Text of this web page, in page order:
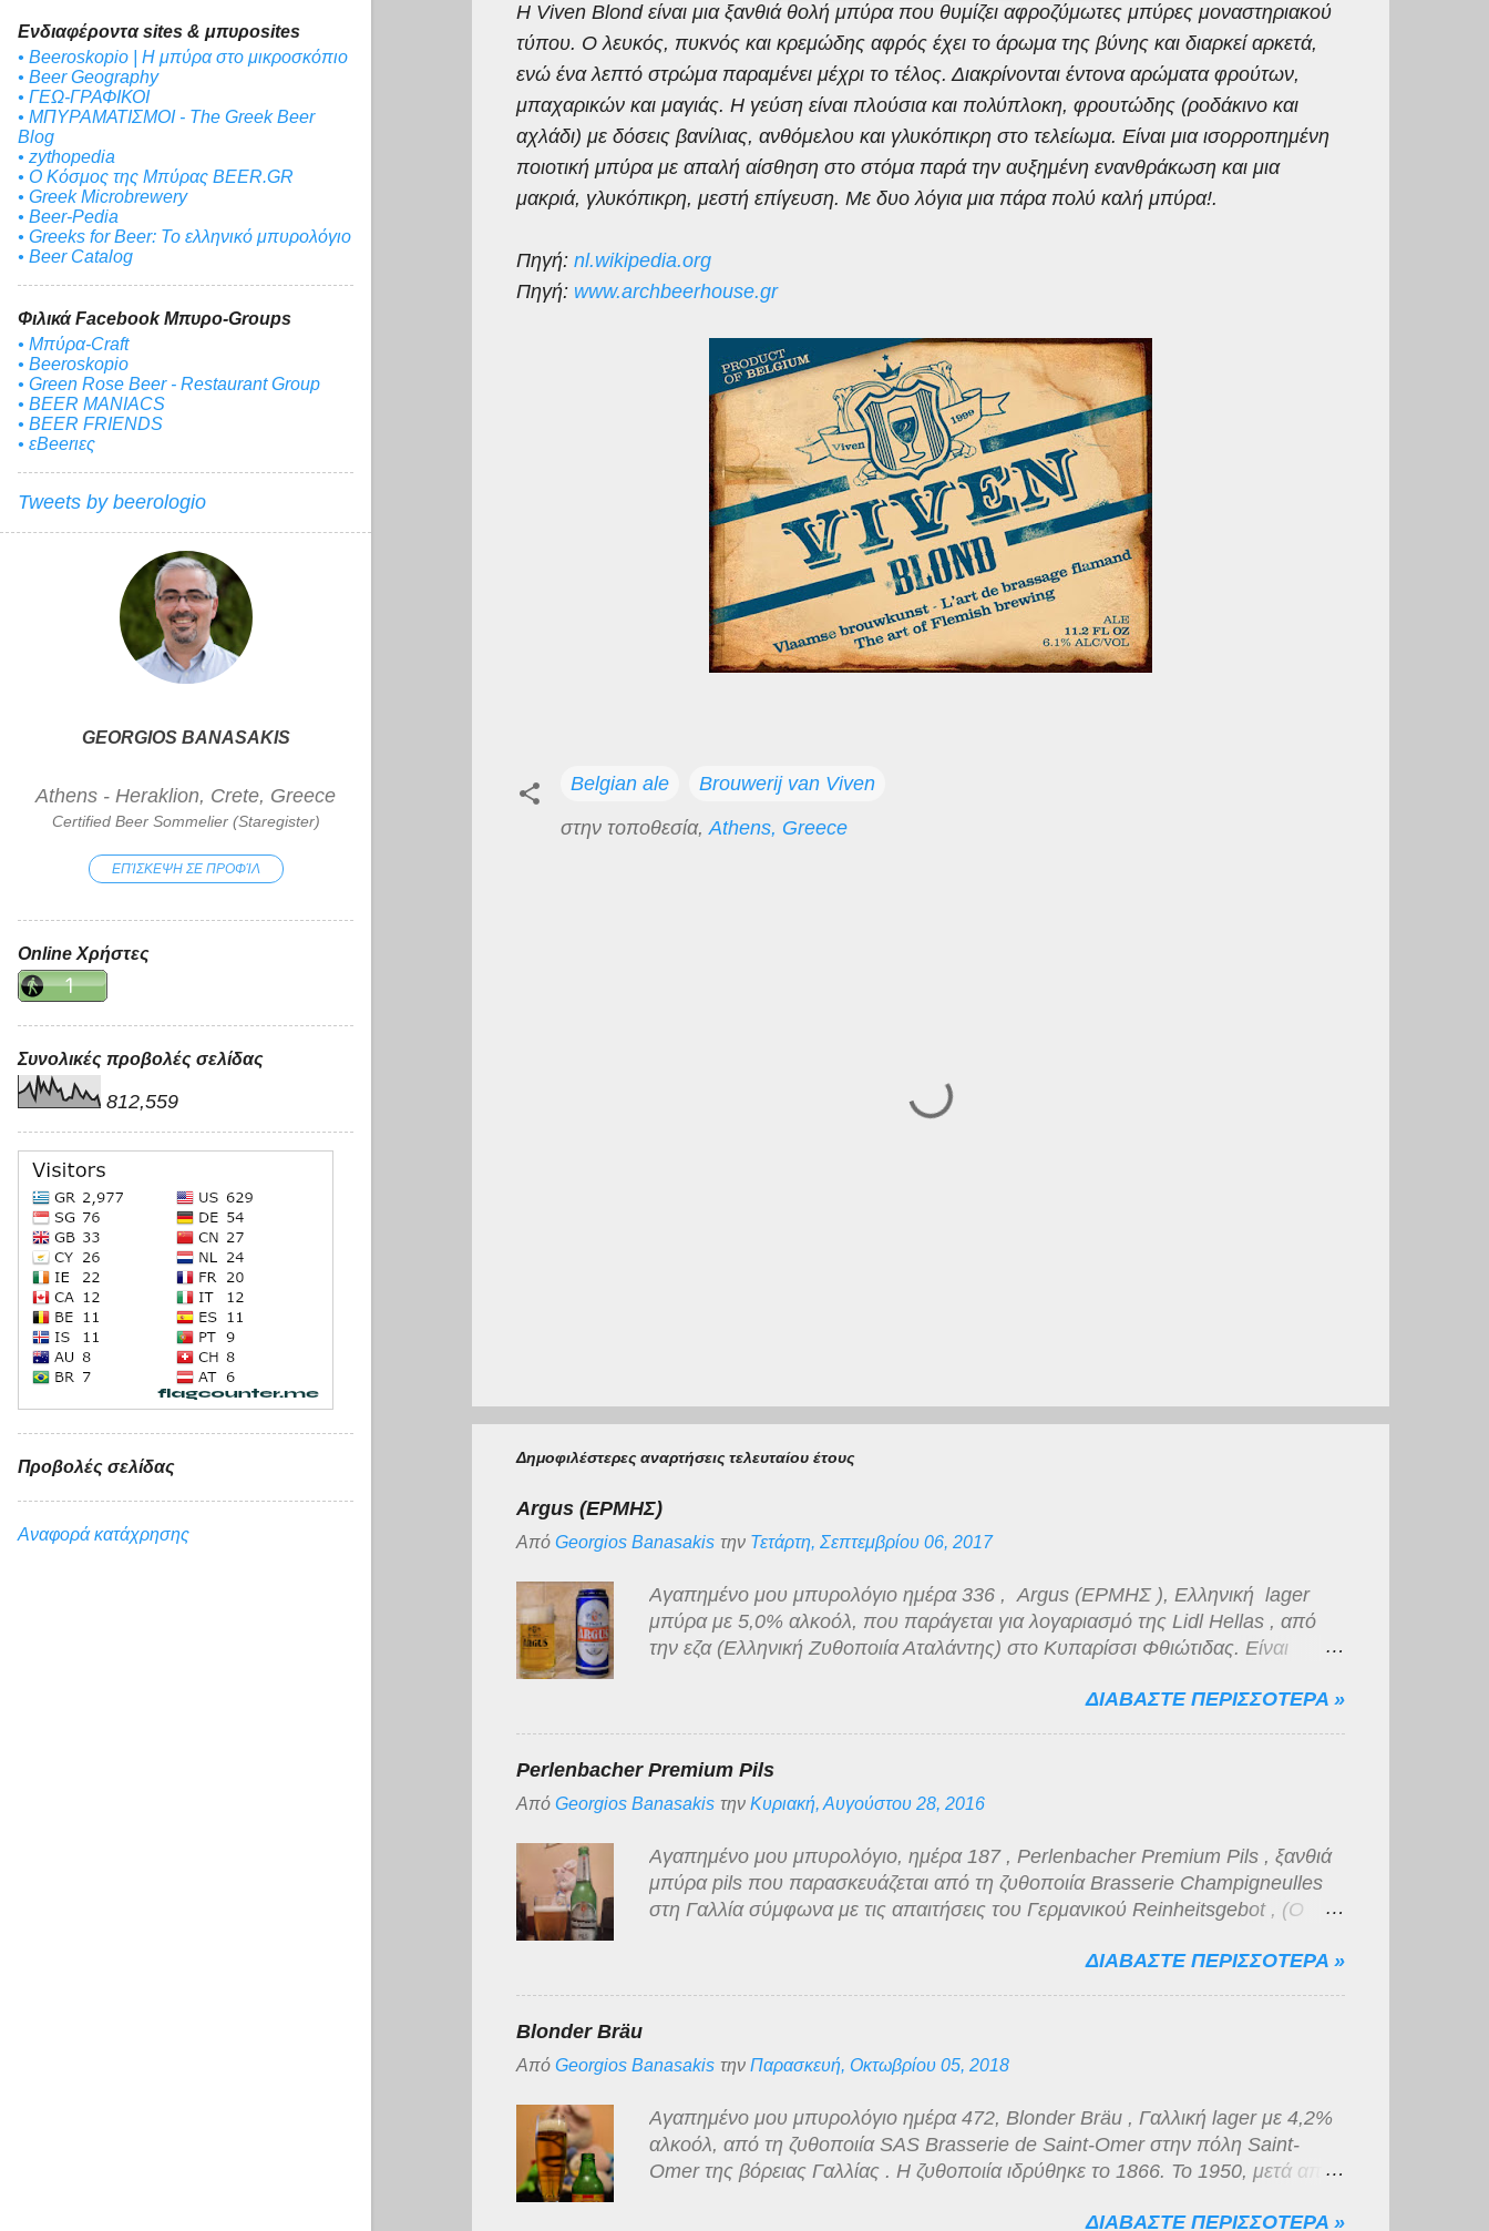
Η Viven Blond είναι μια ξανθιά θολή μπύρα που θυμίζει αφροζύμωτες μπύρες μοναστηριακού
τύπου. Ο λευκός, πυκνός και κρεμώδης αφρός έχει το άρωμα της βύνης και διαρκεί αρκετά,
ενώ ένα λεπτό στρώμα παραμένει μέχρι το τέλος. Διακρίνονται έντονα αρώματα φρούτων,
μπαχαρικών και μαγιάς. Η γεύση είναι πλούσια και πολύπλοκη, φρουτώδης (ροδάκινο και
αχλάδι) με δόσεις βανίλιας, ανθόμελου και γλυκόπικρη στο τελείωμα. Είναι μια ισορροπημένη
ποιοτική μπύρα με απαλή αίσθηση στο στόμα παρά την αυξημένη ενανθράκωση και μια
μακριά, γλυκόπικρη, μεστή επίγευση. Με δυο λόγια μια πάρα πολύ καλή μπύρα!.
Πηγή: nl.wikipedia.org
Πηγή: www.archbeerhouse.gr
Belgian ale
Brouwerij van Viven
στην τοποθεσία,Athens, Greece
Δημοφιλέστερες αναρτήσεις τελευταίου έτους
Argus (ΕΡΜΗΣ)
Από Georgios Banasakis την Τετάρτη, Σεπτεμβρίου 06, 2017
Αγαπημένο μου μπυρολόγιο ημέρα 336 , Argus (ΕΡΜΗΣ ), Ελληνική lager
μπύρα με 5,0% αλκοόλ, που παράγεται για λογαριασμό της Lidl Hellas , από
την εζα (Ελληνική Ζυθοποιία Αταλάντης) στο Κυπαρίσσι Φθιώτιδας. Είναι
άρωμα της κλασσικό της κατηγορίας, όπως και η γεύση της, βυνώδης,
αρκετά τίμια!
ΔΙΑΒΑΣΤΕ ΠΕΡΙΣΣΟΤΕΡΑ »
Perlenbacher Premium Pils
Από Georgios Banasakis την Κυριακή, Αυγούστου 28, 2016
Αγαπημένο μου μπυρολόγιο, ημέρα 187 , Perlenbacher Premium Pils , ξανθιά
μπύρα pils που παρασκευάζεται από τη ζυθοποιία Brasserie Champigneulles
στη Γαλλία σύμφωνα με τις απαιτήσεις του Γερμανικού Reinheitsgebot , (Ο
πώληση από μεγάλη Γερμανική αλυσίδα supermarket που δραστηριοποιείται
σωρού".
ΔΙΑΒΑΣΤΕ ΠΕΡΙΣΣΟΤΕΡΑ »
Blonder Bräu
Από Georgios Banasakis την Παρασκευή, Οκτωβρίου 05, 2018
Αγαπημένο μου μπυρολόγιο ημέρα 472, Blonder Bräu , Γαλλική lager με 4,2%
αλκοόλ, από τη ζυθοποιία SAS Brasserie de Saint-Omer στην πόλη Saint-
Omer της βόρειας Γαλλίας . Η ζυθοποιία ιδρύθηκε το 1866. Το 1950, μετά από
το 1985, είχε επικεντρωθεί κυρίως στην τοπική αγορά. Εκείνη την χρονιά
ΔΙΑΒΑΣΤΕ ΠΕΡΙΣΣΟΤΕΡΑ »
Ενδιαφέροντα sites & μπυροsites
• Beeroskopio | Η μπύρα στο μικροσκόπιο
• Beer Geography
• ΓΕΩ-ΓΡΑΦΙΚΟΙ
• ΜΠΥΡΑΜΑΤΙΣΜΟΙ - The Greek Beer
Blog
• zythopedia
• Ο Κόσμος της Μπύρας BEER.GR
• Greek Microbrewery
• Beer-Pedia
• Greeks for Beer: To ελληνικό μπυρολόγιο
• Beer Catalog
Φιλικά Facebook Μπυρο-Groups
• Μπύρα-Craft
• Beeroskopio
• Green Rose Beer - Restaurant Group
• BEER MANIACS
• BEER FRIENDS
• εBeerιες
Tweets by beerologio
GEORGIOS BANASAKIS
Athens - Heraklion, Crete, Greece
Certified Beer Sommelier (Staregister)
ΕΠΊΣΚΕΨΗ ΣΕ ΠΡΟΦΊΛ
Online Χρήστες
Συνολικές προβολές σελίδας
812,559
Προβολές σελίδας
Αναφορά κατάχρησης